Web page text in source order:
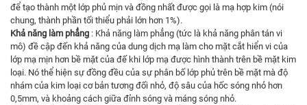
để tạo thành một lớp phủ mịn và đồng nhất được gọi là mạ hợp kim (nói
chung, thành phần tối thiểu phải lớn hơn 1%).
Khả năng làm phẳng : Khả năng làm phẳng (tức là khả năng phân tán vi
mô) đề cập đến khả năng của dung dịch mạ làm cho mặt cắt hiển vi của
lớp mạ mịn hơn bề mặt của đế khi lớp mạ được hình thành trên bề mặt kim
loại. Nó thể hiện sự đồng đều của sự phân bố lớp phủ trên bề mặt mà độ
nhám của kim loại cơ bản tương đối nhỏ, độ sâu của hốc sóng nhỏ hơn
0,5mm, và khoảng cách giữa đỉnh sóng và máng sóng nhỏ.